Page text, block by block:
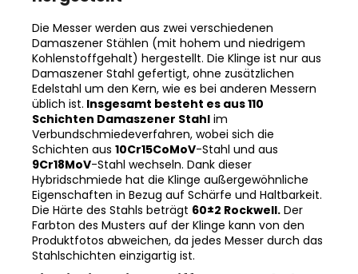
Die Messer werden aus zwei verschiedenen
Damaszener Stählen (mit hohem und niedrigem
Kohlenstoffgehalt) hergestellt. Die Klinge ist nur aus
Damaszener Stahl gefertigt, ohne zusätzlichen
Edelstahl um den Kern, wie es bei anderen Messern
üblich ist. Insgesamt besteht es aus 110
Schichten Damaszener Stahlim
Verbundschmiedeverfahren, wobei sich die
Schichten aus10Cr15CoMoV -Stahl und aus
9Cr18MoV -Stahl wechseln. Dank dieser
Hybridschmiede hat die Klinge außergewöhnliche
Eigenschaften in Bezug auf Schärfe und Haltbarkeit.
Die Härte des Stahls beträgt60±2 Rockwell.Der
Farbton des Musters auf der Klinge kann von den
Produktfotos abweichen, da jedes Messer durch das
Stahlschichten einzigartig ist.
Ein einzigartiger Griff aus Naturholz